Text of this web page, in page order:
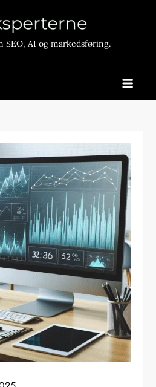
SEO, AI og markedsføring.